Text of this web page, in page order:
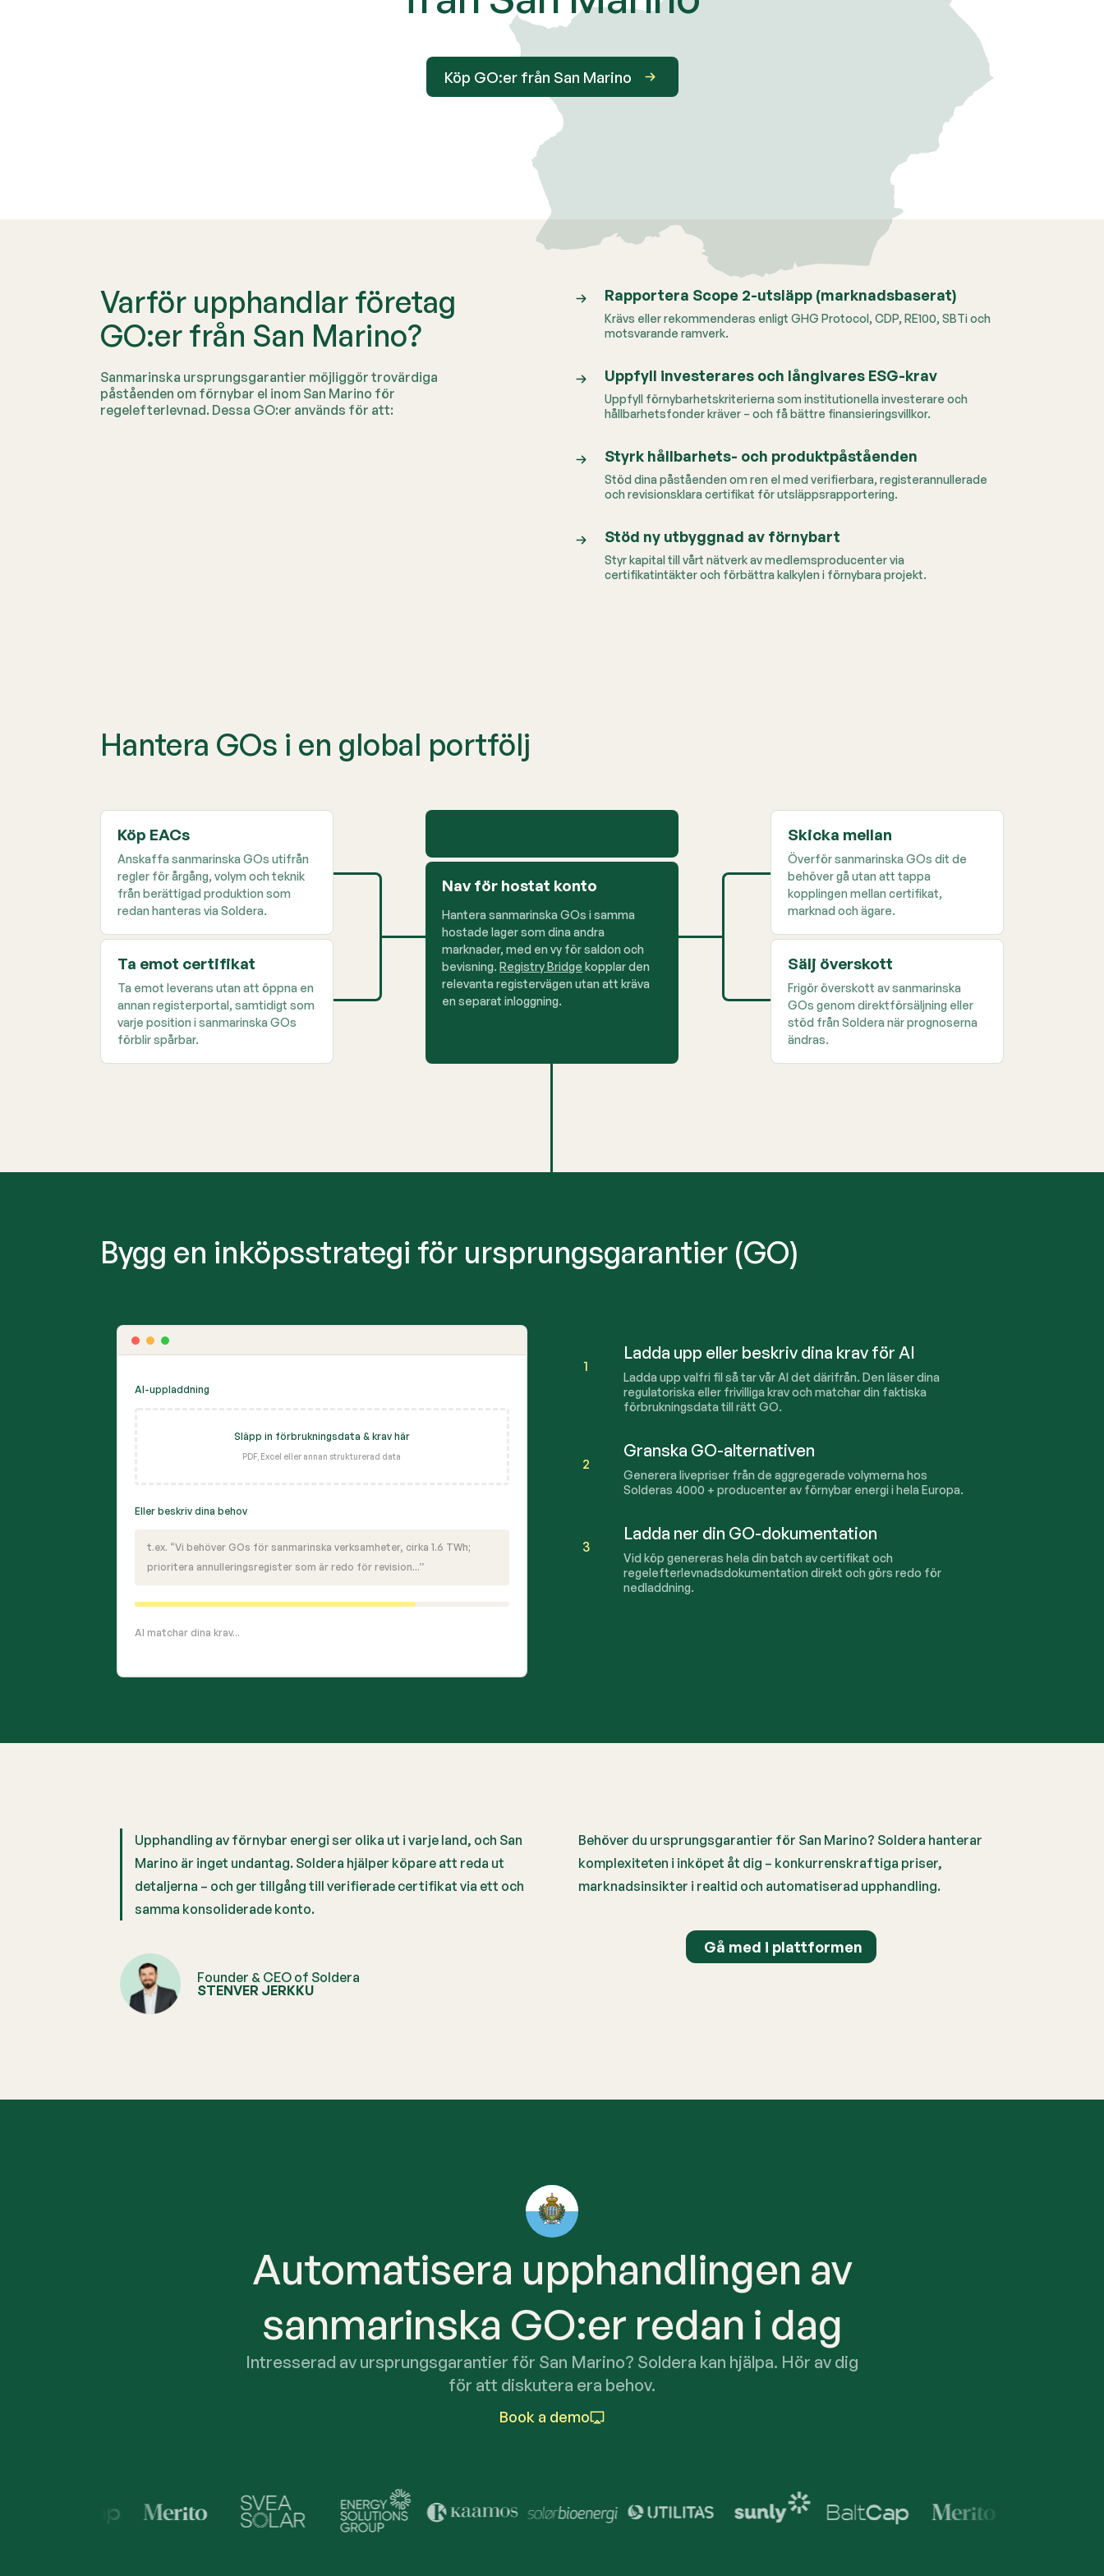
Köp GO:er från San Marino
Varför upphandlar företag
GO:er från San Marino?
Sanmarinska ursprungsgarantier möjliggör trovärdiga
påståenden om förnybar el inom San Marino för
regelefterlevnad. Dessa GO:er används för att:
Rapportera Scope 2-utsläpp (marknadsbaserat)
Krävs eller rekommenderas enligt GHG Protocol, CDP, RE100, SBTi och
motsvarande ramverk.
Uppfyll investerares och långivares ESG-krav
Uppfyll förnybarhetskriterierna som institutionella investerare och
hållbarhetsfonder kräver – och få bättre finansieringsvillkor.
Styrk hållbarhets- och produktpåståenden
Stöd dina påståenden om ren el med verifierbara, registerannullerade
och revisionsklara certifikat för utsläppsrapportering.
Stöd ny utbyggnad av förnybart
Styr kapital till vårt nätverk av medlemsproducenter via
certifikatintäkter och förbättra kalkylen i förnybara projekt.
Hantera GOs i en global portfölj
Köp EACs
Anskaffa sanmarinska GOs utifrån
regler för årgång, volym och teknik
från berättigad produktion som
redan hanteras via Soldera.
Ta emot certifikat
Ta emot leverans utan att öppna en
annan registerportal, samtidigt som
varje position i sanmarinska GOs
förblir spårbar.
Nav för hostat konto
Hantera sanmarinska GOs i samma
hostade lager som dina andra
marknader, med en vy för saldon och
bevisning.Registry Bridge kopplar den
relevanta registervägen utan att kräva
en separat inloggning.
Skicka mellan
Överför sanmarinska GOs dit de
behöver gå utan att tappa
kopplingen mellan certifikat,
marknad och ägare.
Sälj överskott
Frigör överskott av sanmarinska
GOs genom direktförsäljning eller
stöd från Soldera när prognoserna
ändras.
Bygg en inköpsstrategi för ursprungsgarantier (GO)
AI-uppladdning
Släpp in förbrukningsdata & krav här
PDF, Excel eller annan strukturerad data
Eller beskriv dina behov
t.ex. “Vi behöver GOs för sanmarinska verksamheter, cirka 1.6 TWh;
prioritera annulleringsregister som är redo för revision...”
AI matchar dina krav...
1
Ladda upp eller beskriv dina krav för AI
Ladda upp valfri fil så tar vår AI det därifrån. Den läser dina
regulatoriska eller frivilliga krav och matchar din faktiska
förbrukningsdata till rätt GO.
2
Granska GO-alternativen
Generera livepriser från de aggregerade volymerna hos
Solderas 4000 + producenter av förnybar energi i hela Europa.
3
Ladda ner din GO-dokumentation
Vid köp genereras hela din batch av certifikat och
regelefterlevnadsdokumentation direkt och görs redo för
nedladdning.
Upphandling av förnybar energi ser olika ut i varje land, och San
Marino är inget undantag. Soldera hjälper köpare att reda ut
detaljerna – och ger tillgång till verifierade certifikat via ett och
samma konsoliderade konto.
Founder & CEO of Soldera
STENVER JERKKU
Behöver du ursprungsgarantier för San Marino? Soldera hanterar
komplexiteten i inköpet åt dig – konkurrenskraftiga priser,
marknadsinsikter i realtid och automatiserad upphandling.
Gå med i plattformen
Automatisera upphandlingen av
sanmarinska GO:er redan i dag
Intresserad av ursprungsgarantier för San Marino? Soldera kan hjälpa. Hör av dig
för att diskutera era behov.
Book a demo
Trusted by Industry Leaders